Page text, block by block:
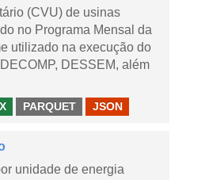
(CVU) de usinas
no Programa Mensal da
utilizado na execução do
DESSEM, além
PARQUET JSON
unidade de energia